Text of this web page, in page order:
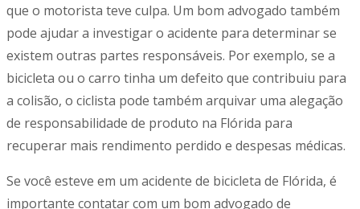
que o motorista teve culpa. Um bom advogado também
pode ajudar a investigar o acidente para determinar se
existem outras partes responsáveis. Por exemplo, se a
bicicleta ou o carro tinha um defeito que contribuiu para
a colisão, o ciclista pode também arquivar uma alegação
de responsabilidade de produto na Flórida para
recuperar mais rendimento perdido e despesas médicas.
Se você esteve em um acidente de bicicleta de Flórida, é
importante contatar com um bom advogado de